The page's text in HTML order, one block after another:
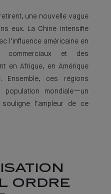
une nouvelle vague
eux. La Chine intensifie
l’influence américaine en
commerciaux et des
en Afrique, en Amérique
Ensemble, ces régions
mondiale—un
l’ampleur de ce
ORDRE